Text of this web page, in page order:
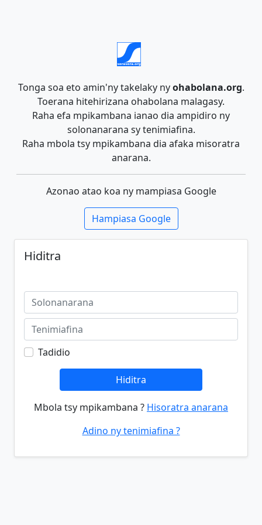
Tonga soa eto amin'ny takelaky nyohabolana.org.
Toerana hitehirizana ohabolana malagasy.
Raha efa mpikambana ianao dia ampidiro ny
solonanarana sy tenimiafina.
Raha mbola tsy mpikambana dia afaka misoratra
anarana.
Azonao atao koa ny mampiasa Google
Hampiasa Google
Hiditra
Tadidio
Hiditra
Mbola tsy mpikambana ? Hisoratra anarana
Adino ny tenimiafina ?